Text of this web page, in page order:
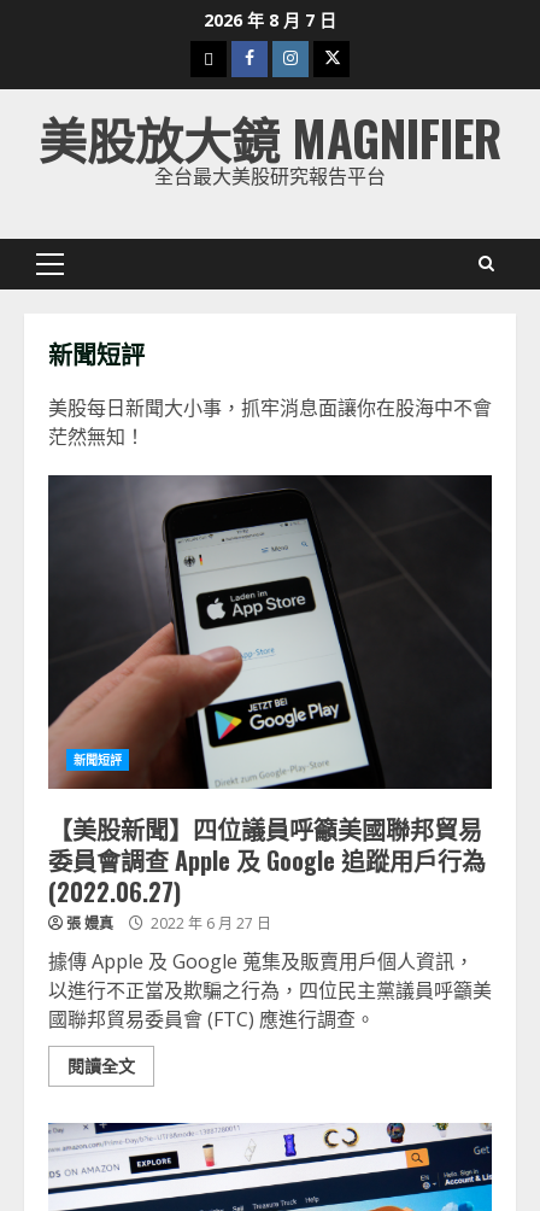
2026 年 8 月 7 日
下
載
美
股
Facebook
Instagram
Twitter
美股放大鏡 MAGNIFIER
全台最大美股研究報告平台
Primary
新聞短評
美股每日新聞大小事，抓牢消息面讓你在股海中不會
茫然無知！
新聞短評
【美股新聞】四位議員呼籲美國聯邦貿易
委員會調查 Apple 及 Google 追蹤用戶行為
(2022.06.27)
張 嫚真 2022 年 6 月 27 日
據傳 Apple 及 Google 蒐集及販賣用戶個人資訊，
以進行不正當及欺騙之行為，四位民主黨議員呼籲美
國聯邦貿易委員會 (FTC) 應進行調查。
閱讀全文